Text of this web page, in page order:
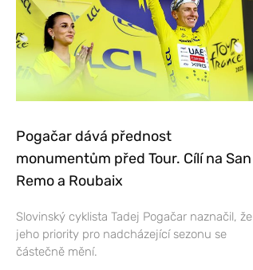
Pogačar dává přednost
monumentům před Tour. Cílí na San
Remo a Roubaix
Slovinský cyklista Tadej Pogačar naznačil, že
jeho priority pro nadcházející sezonu se
částečně mění.